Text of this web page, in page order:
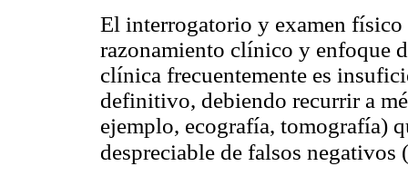
El interrogatorio y examen físico
razonamiento clínico y enfoque
clínica frecuentemente es
definitivo, debiendo recurrir a
ejemplo, ecografía, tomografía)
despreciable de falsos negativos (